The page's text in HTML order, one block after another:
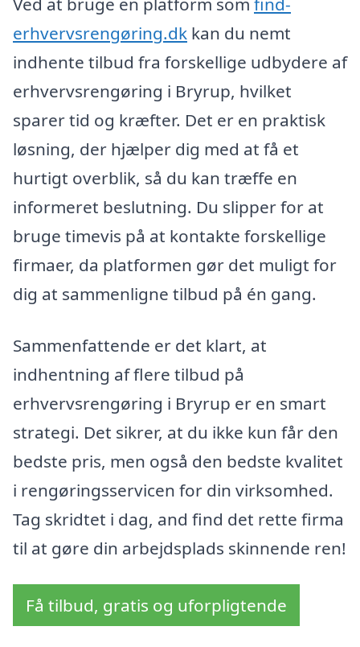
erhvervsrengøring.dk kan du nemt
indhente tilbud fra forskellige udbydere af
erhvervsrengøring i Bryrup, hvilket
sparer tid og kræfter. Det er en praktisk
løsning, der hjælper dig med at få et
hurtigt overblik, så du kan træffe en
informeret beslutning. Du slipper for at
bruge timevis på at kontakte forskellige
firmaer, da platformen gør det muligt for
dig at sammenligne tilbud på én gang.
Sammenfattende er det klart, at
indhentning af flere tilbud på
erhvervsrengøring i Bryrup er en smart
strategi. Det sikrer, at du ikke kun får den
bedste pris, men også den bedste kvalitet
i rengøringsservicen for din virksomhed.
Tag skridtet i dag, and find det rette firma
til at gøre din arbejdsplads skinnende ren!
Få tilbud, gratis og uforpligtende